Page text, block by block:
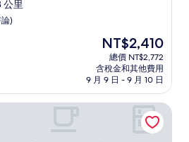
公里
)
現
在
價
格
為
NT$2,410
NT$2,410
總價 NT$2,772
含稅金和其他費用
9 月 9 日 - 9 月 10 日
雙龍地鐵站店）